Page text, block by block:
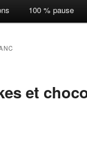
100 % pause
et